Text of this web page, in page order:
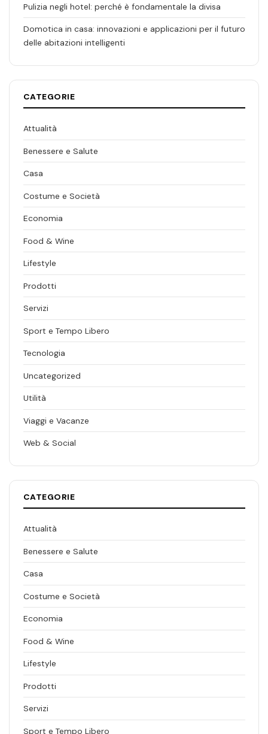
Pulizia negli hotel: perché è fondamentale la divisa
Domotica in casa: innovazioni e applicazioni per il futuro
delle abitazioni intelligenti
CATEGORIE
Attualità
Benessere e Salute
Casa
Costume e Società
Economia
Food & Wine
Lifestyle
Prodotti
Servizi
Sport e Tempo Libero
Tecnologia
Uncategorized
Utilità
Viaggi e Vacanze
Web & Social
CATEGORIE
Attualità
Benessere e Salute
Casa
Costume e Società
Economia
Food & Wine
Lifestyle
Prodotti
Servizi
Sport e Tempo Libero